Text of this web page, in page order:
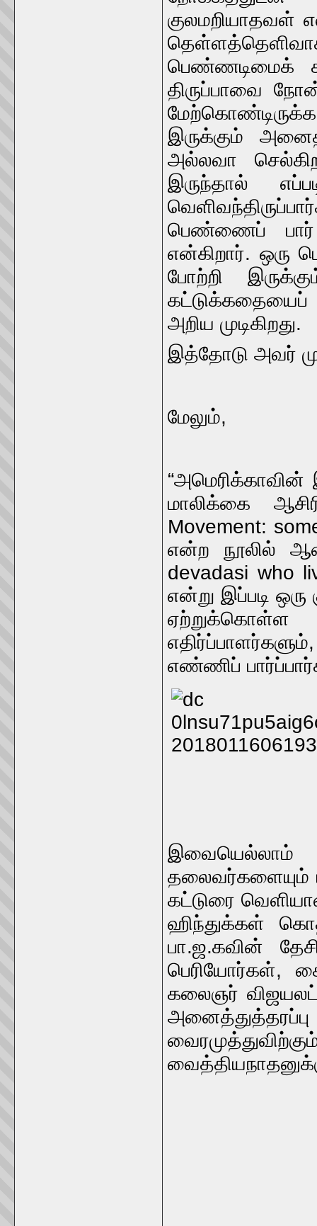
குலமறியாதவள்
பெண்ணடிமைக்
திருப்பாவை
இருக்கும்
அல்லவா
இருந்தால்
பெண்ணைப்
என்கிறார். ஒரு
போற்றி
கட்டுக்கதையைப்
அறிய முடிகிறது.
இத்தோடு அவர்
மேலும்,
மாலிக்கை
Movement:
என்ற நூலில்
devadasi who
என்று இப்படி ஒரு
எண்ணிப்
தலைவர்களையும்
கட்டுரை
ஹிந்துக்கள்
பா.ஜ.கவின்
பெரியோர்கள்,
கலைஞர்